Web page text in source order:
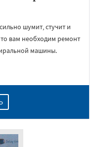
шумит, стучит и
вам необходим ремонт
машины.